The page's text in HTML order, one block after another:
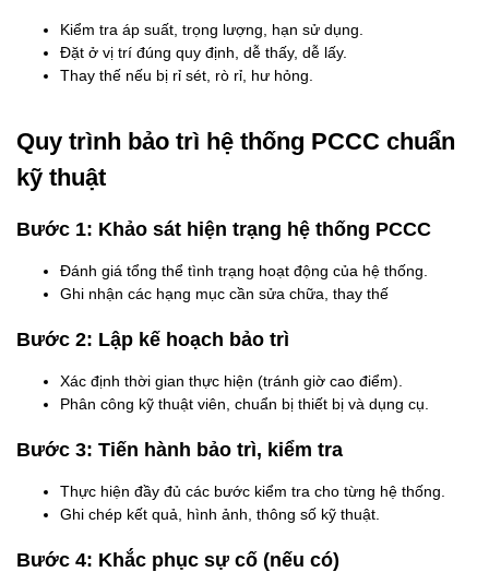
Kiểm tra áp suất, trọng lượng, hạn sử dụng.
Đặt ở vị trí đúng quy định, dễ thấy, dễ lấy.
Thay thế nếu bị rỉ sét, rò rỉ, hư hỏng.
Quy trình bảo trì hệ thống PCCC chuẩn
kỹ thuật
Bước 1: Khảo sát hiện trạng hệ thống PCCC
Đánh giá tổng thể tình trạng hoạt động của hệ thống.
Ghi nhận các hạng mục cần sửa chữa, thay thế
Bước 2: Lập kế hoạch bảo trì
Xác định thời gian thực hiện (tránh giờ cao điểm).
Phân công kỹ thuật viên, chuẩn bị thiết bị và dụng cụ.
Bước 3: Tiến hành bảo trì, kiểm tra
Thực hiện đầy đủ các bước kiểm tra cho từng hệ thống.
Ghi chép kết quả, hình ảnh, thông số kỹ thuật.
Bước 4: Khắc phục sự cố (nếu có)